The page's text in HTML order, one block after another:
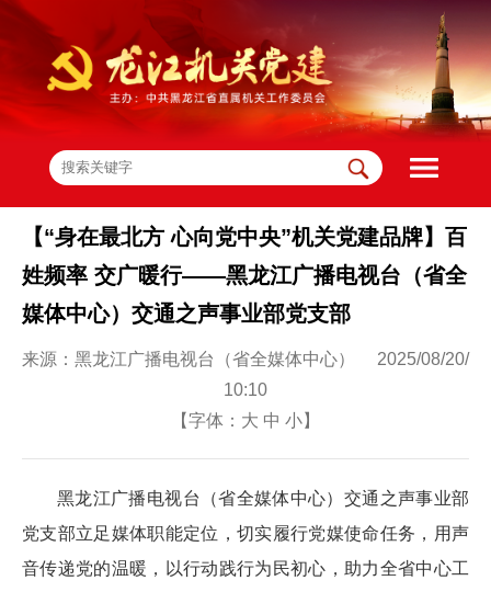
【“身在最北方 心向党中央”机关党建品牌】百
姓频率 交广暖行——黑龙江广播电视台（省全
媒体中心）交通之声事业部党支部
来源：黑龙江广播电视台（省全媒体中心） 2025/08/20/
10:10
【字体： 大 中 小】
黑龙江广播电视台（省全媒体中心）交通之声事业部
党支部立足媒体职能定位，切实履行党媒使命任务，用声
音传递党的温暖，以行动践行为民初心，助力全省中心工